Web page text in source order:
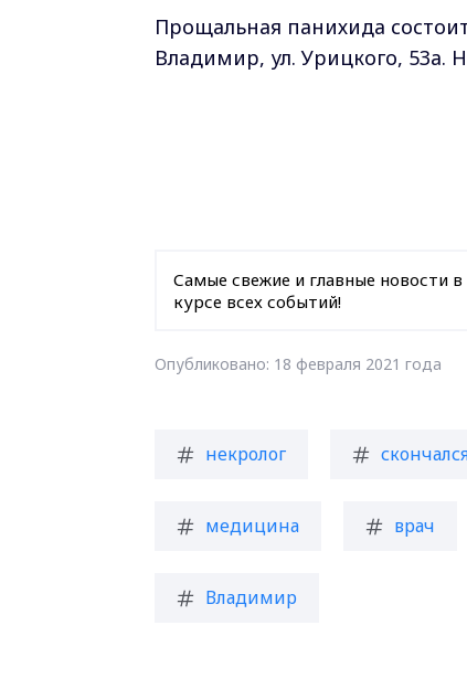
Прощальная панихида
Владимир, ул. Урицкого, 53а.
Самые свежие и главные новости в
курсе всех событий!
Опубликовано: 18 февраля 2021 года
некролог
медицина врач
Владимир